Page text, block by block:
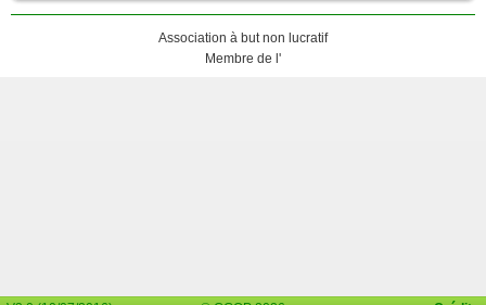
Association à but non lucratif
Membre de l'